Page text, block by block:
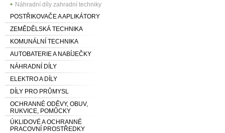
Náhradní díly zahradní techniky
POSTŘIKOVAČE A APLIKÁTORY
ZEMĚDĚLSKÁ TECHNIKA
KOMUNÁLNÍ TECHNIKA
AUTOBATERIE A NABÍJEČKY
NÁHRADNÍ DÍLY
ELEKTRO A DÍLY
DÍLY PRO PRŮMYSL
OCHRANNÉ ODĚVY, OBUV,
RUKVICE, POMŮCKY
ÚKLIDOVÉ A OCHRANNÉ
PRACOVNÍ PROSTŘEDKY